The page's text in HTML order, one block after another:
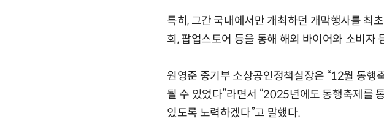
특히, 그간 국내에서만 개최하던 개막행사를 최
회, 팝업스토어 등을 통해 해외 바이어와 소비자
원영준 중기부 소상공인정책실장은 “12월 동행
될 수 있었다”라면서 “2025년에도 동행축제를
있도록 노력하겠다”고 말했다.